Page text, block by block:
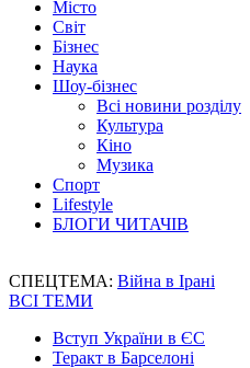
Місто
Світ
Бізнес
Наука
Шоу-бізнес
Всі новини розділу
Культура
Кіно
Музика
Спорт
Lifestyle
БЛОГИ ЧИТАЧІВ
СПЕЦТЕМА: Війна в Ірані
ВСІ ТЕМИ
Вступ України в ЄС
Теракт в Барселоні